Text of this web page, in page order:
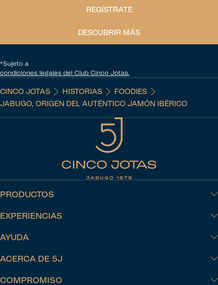
REGÍSTRATE
DESCUBRIR MÁS
*Sujeto a
condiciones legales del Club Cinco Jotas.
CINCO JOTAS HISTORIAS
FOODIES
JABUGO, ORIGEN DEL AUTÉNTICO JAMÓN IBÉRICO
PRODUCTOS
EXPERIENCIAS
AYUDA
ACERCA DE 5J
COMPROMISO